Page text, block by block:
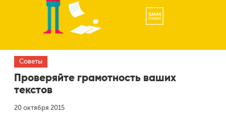
Советы
Проверяйте грамотность ваших
текстов
20 октября 2015